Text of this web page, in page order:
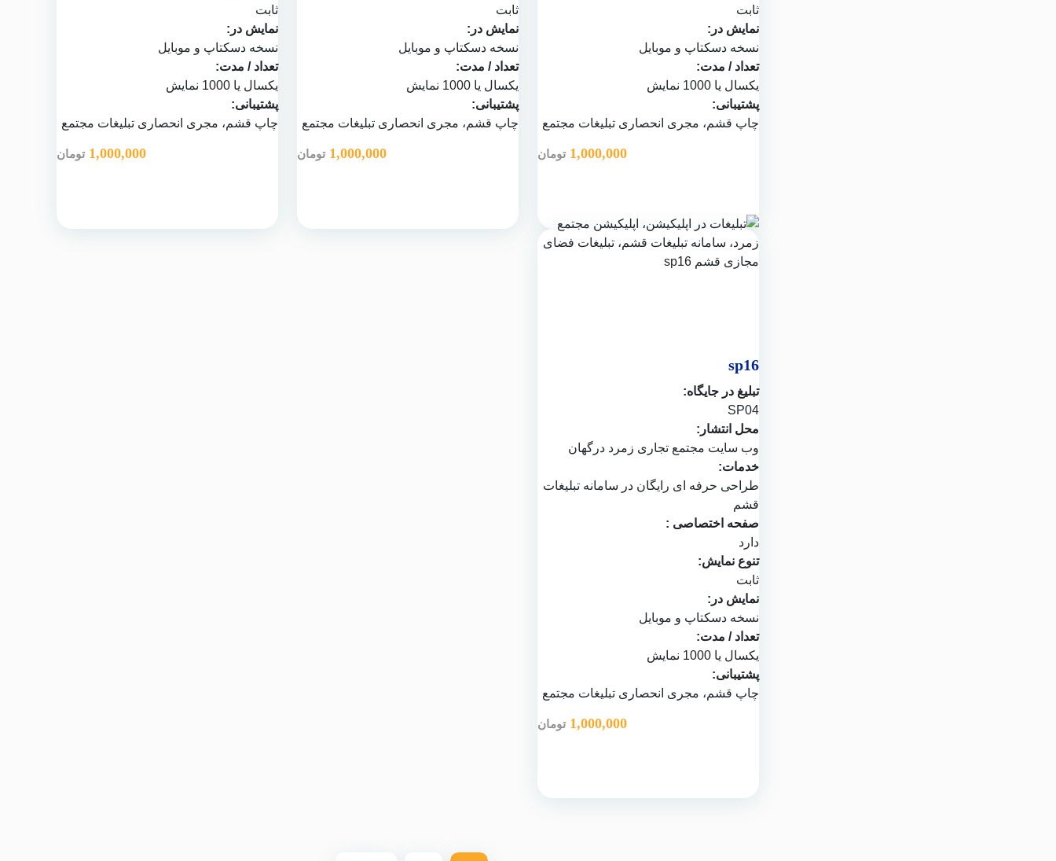
ثابت
نمایش در:
نسخه دسکتاپ و موبایل
تعداد / مدت:
یکسال یا 1000 نمایش
پشتیبانی:
چاپ قشم، مجری انحصاری تبلیغات مجتمع
1,000,000 تومان
ثابت
نمایش در:
نسخه دسکتاپ و موبایل
تعداد / مدت:
یکسال یا 1000 نمایش
پشتیبانی:
چاپ قشم، مجری انحصاری تبلیغات مجتمع
1,000,000 تومان
ثابت
نمایش در:
نسخه دسکتاپ و موبایل
تعداد / مدت:
یکسال یا 1000 نمایش
پشتیبانی:
چاپ قشم، مجری انحصاری تبلیغات مجتمع
1,000,000 تومان
sp16
تبلیغ در جایگاه:
SP04
محل انتشار:
وب سایت مجتمع تجاری زمرد درگهان
خدمات:
طراحی حرفه ای رایگان در سامانه تبلیغات
قشم
صفحه اختصاصی :
دارد
تنوع نمایش:
ثابت
نمایش در:
نسخه دسکتاپ و موبایل
تعداد / مدت:
یکسال یا 1000 نمایش
پشتیبانی:
چاپ قشم، مجری انحصاری تبلیغات مجتمع
1,000,000 تومان